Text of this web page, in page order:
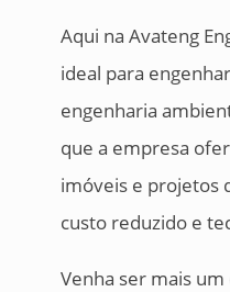
Aqui na Avateng
ideal para
engenharia
que a empresa
imóveis e projetos
custo reduzido e
Venha ser mais